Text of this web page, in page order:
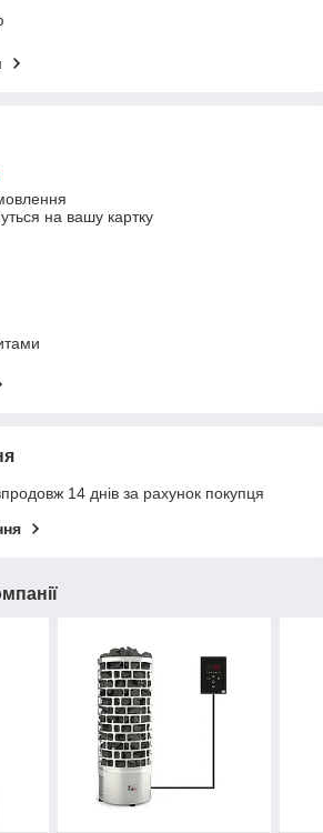
на вашу картку
14 днів за рахунок покупця